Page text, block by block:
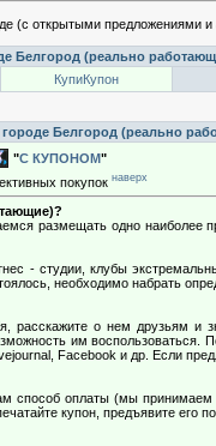
(с открытыми предложениями и
Белгород (реально
КупиКупон
Белгород (реально
"С КУПОНОМ"
покупок наверх
размещать одно наиболее
- студии, клубы
необходимо набрать
расскажите о нем друзьям
им воспользоваться.
Facebook и др. Если
способ оплаты (мы принимаем
купон, предъявите его